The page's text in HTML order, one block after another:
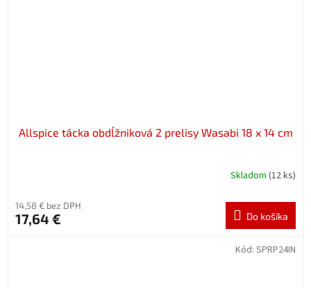
Allspice tácka obdĺžniková 2 prelisy Wasabi 18 x 14 cm
Skladom (12 ks)
14,58 € bez DPH
17,64 € Do košíka
Kód: SPRP24IN